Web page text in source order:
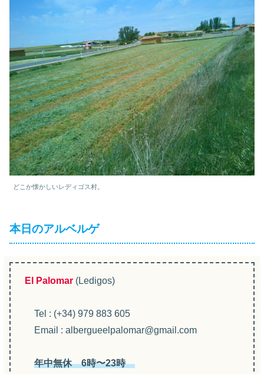
どこか懐かしいレディゴス村。
本日のアルベルゲ
El Palomar (Ledigos)
Tel : (+34) 979 883 605
Email : albergueelpalomar@gmail.com
年中無休 6時〜23時